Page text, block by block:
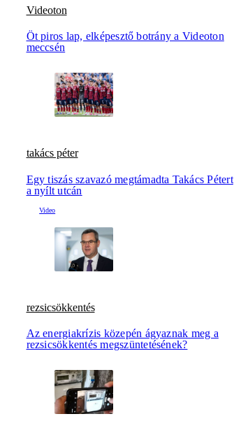
Videoton
Öt piros lap, elképesztő botrány a Videoton
meccsén
takács péter
Egy tiszás szavazó megtámadta Takács Pétert
a nyílt utcán
rezsicsökkentés
Az energiakrízis közepén ágyaznak meg a
rezsicsökkentés megszüntetésének?